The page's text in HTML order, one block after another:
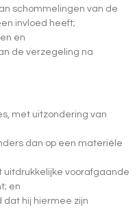
schommelingen van de
invloed heeft;
en
de verzegeling na
met uitzondering van
dan op een materiële
uitdrukkelijke voorafgaande
en
hij hiermee zijn